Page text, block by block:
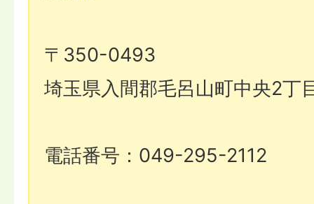
〒350-0493
埼玉県入間郡毛呂山町中央2丁
電話番号：049-295-2112